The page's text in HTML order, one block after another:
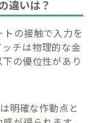
違いは？
の接触で入力を
チは物理的な金
の優位性があり
明確な作動点と